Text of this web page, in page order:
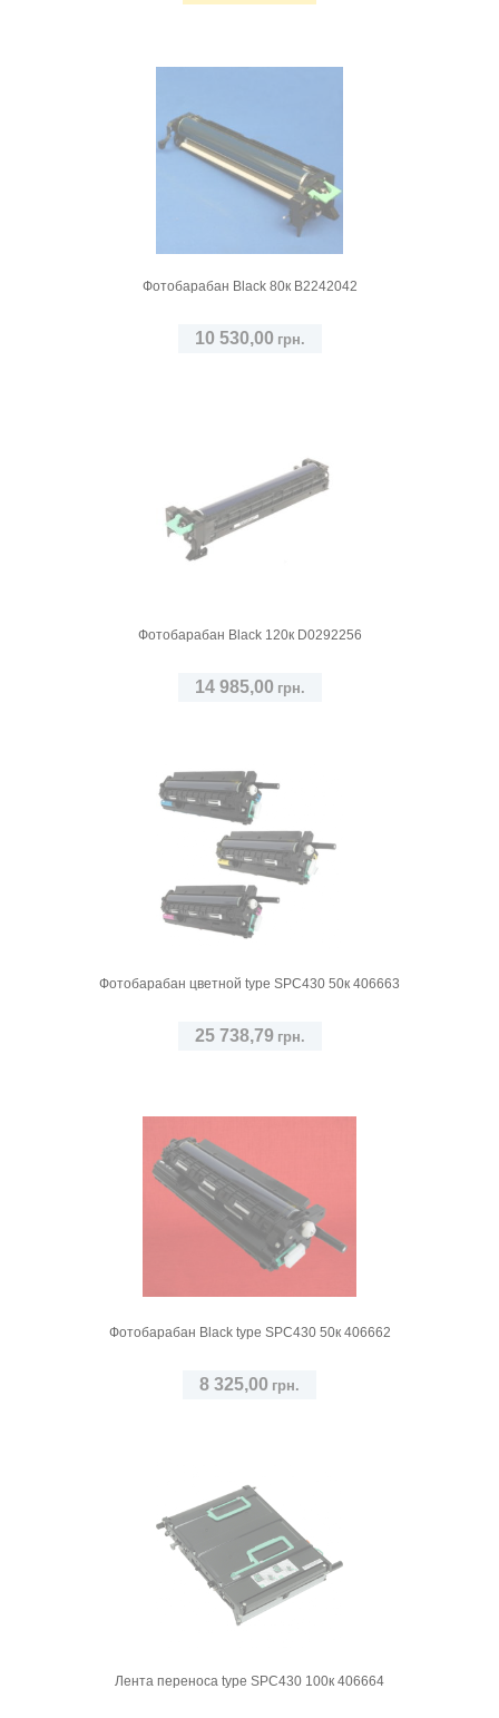
Фотобарабан Black 80к B2242042
10 530,00 грн.
Фотобарабан Black 120к D0292256
14 985,00 грн.
Фотобарабан цветной type SPC430 50к 406663
25 738,79 грн.
Фотобарабан Black type SPC430 50к 406662
8 325,00 грн.
Лента переноса type SPC430 100к 406664